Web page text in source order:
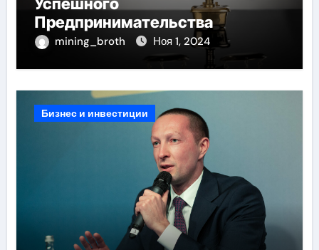
Предпринимательства
mining_broth Ноя 1, 2024
Бизнес и инвестиции